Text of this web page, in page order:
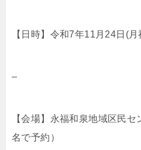
【日時】令和7年11月24日(
–
【会場】永福和泉地域区民
名で予約）